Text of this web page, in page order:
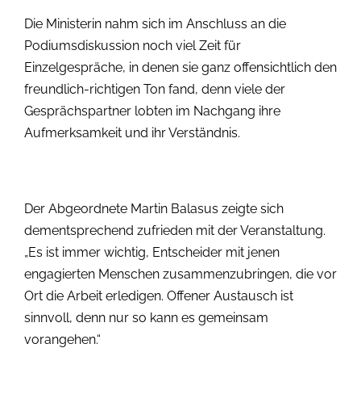
Die Ministerin nahm sich im Anschluss an die
Podiumsdiskussion noch viel Zeit für
Einzelgespräche, in denen sie ganz offensichtlich den
freundlich-richtigen Ton fand, denn viele der
Gesprächspartner lobten im Nachgang ihre
Aufmerksamkeit und ihr Verständnis.
Der Abgeordnete Martin Balasus zeigte sich
dementsprechend zufrieden mit der Veranstaltung.
„Es ist immer wichtig, Entscheider mit jenen
engagierten Menschen zusammenzubringen, die vor
Ort die Arbeit erledigen. Offener Austausch ist
sinnvoll, denn nur so kann es gemeinsam
vorangehen.“